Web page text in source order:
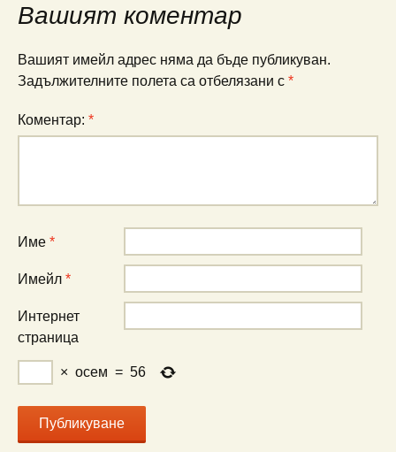
Вашият коментар
Вашият имейл адрес няма да бъде публикуван.
Задължителните полета са отбелязани с *
Коментар: *
Име *
Имейл *
Интернет
страница
× осем = 56